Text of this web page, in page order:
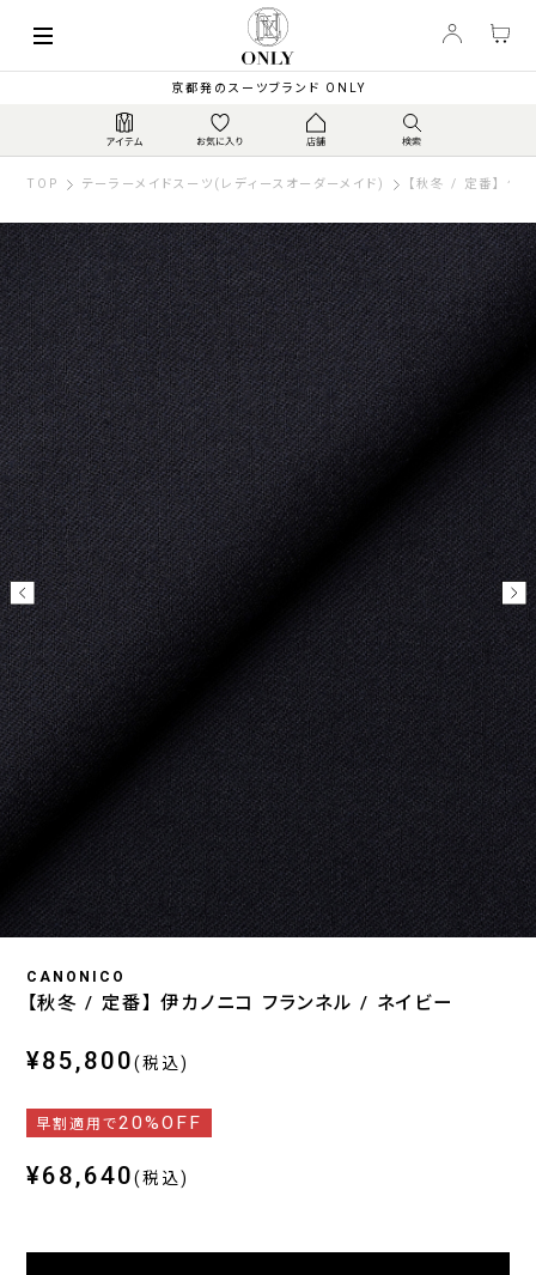
京都発のスーツブランド ONLY
TOP テーラーメイドスーツ(レディースオーダーメイド) 【秋冬 / 定番】 伊
CANONICO
【秋冬 / 定番】 伊カノニコ フランネル / ネイビー
¥85,800(税込)
早割適用で20%OFF
¥68,640(税込)